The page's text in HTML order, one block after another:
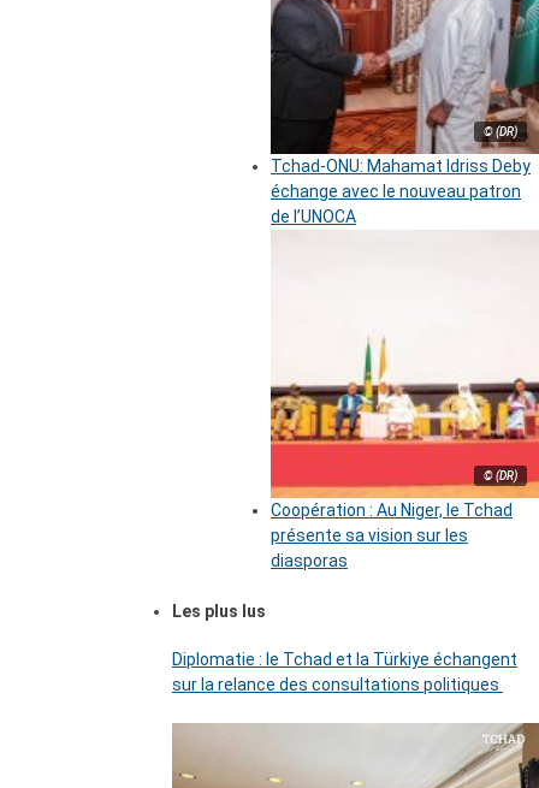
© (DR)
Tchad-ONU: Mahamat Idriss Deby
échange avec le nouveau patron
de l’UNOCA
© (DR)
Coopération : Au Niger, le Tchad
présente sa vision sur les
diasporas
Les plus lus
Diplomatie : le Tchad et la Türkiye échangent
sur la relance des consultations politiques